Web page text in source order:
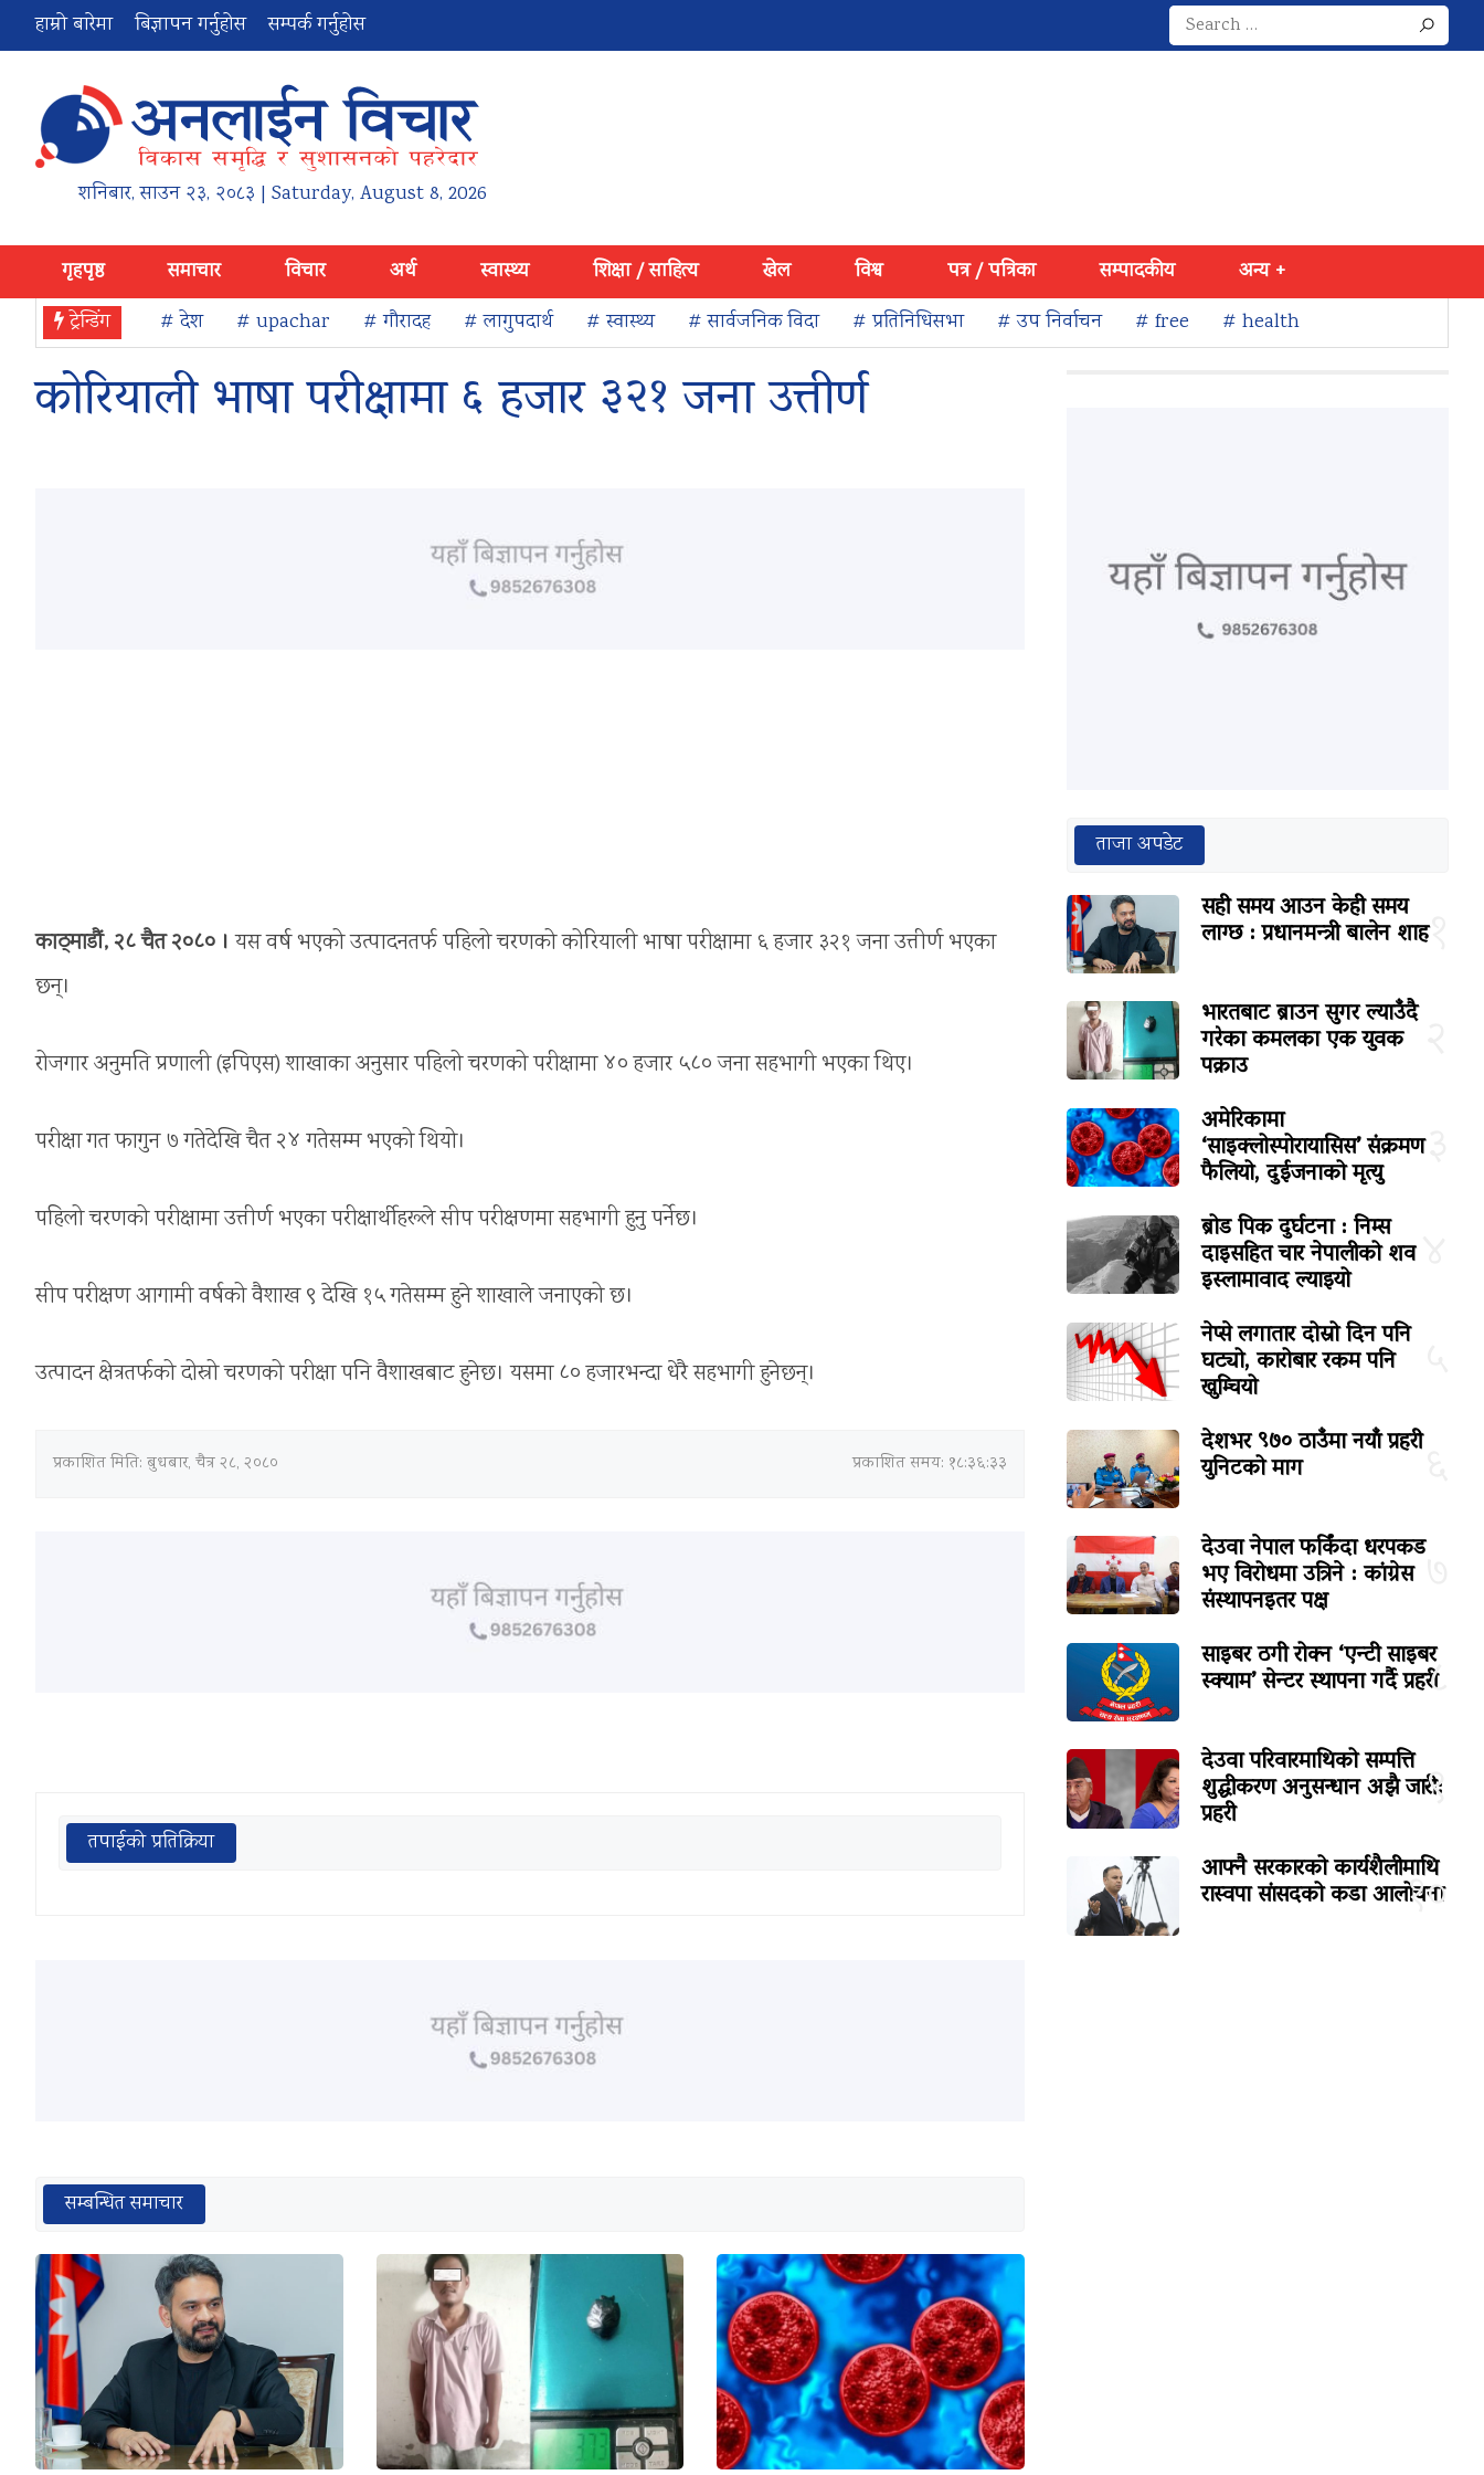
हाम्रो बारेमा बिज्ञापन गर्नुहोस सम्पर्क गर्नुहोस
Search
for:
शनिबार,साउन २३, २०८३ | Saturday, August 8, 2026
गृहपृष्ठ समाचार विचार अर्थ स्वास्थ्य शिक्षा / साहित्य खेल विश्व पत्र / पत्रिका सम्पादकीय
अन्य +
ट्रेन्डिंग
# देश # upachar # गौरादह # लागुपदार्थ # स्वास्थ्य # सार्वजनिक विदा # प्रतिनिधिसभा # उप निर्वाचन # free # health
कोरियाली भाषा परीक्षामा ६ हजार ३२१ जना उत्तीर्ण
काठ्माडौं, २८ चैत २०८० । यस वर्ष भएको उत्पादनतर्फ पहिलो चरणको कोरियाली भाषा परीक्षामा ६ हजार ३२१ जना उत्तीर्ण भएका
छन्।
रोजगार अनुमति प्रणाली (इपिएस) शाखाका अनुसार पहिलो चरणको परीक्षामा ४० हजार ५८० जना सहभागी भएका थिए।
परीक्षा गत फागुन ७ गतेदेखि चैत २४ गतेसम्म भएको थियो।
पहिलो चरणको परीक्षामा उत्तीर्ण भएका परीक्षार्थीहरूले सीप परीक्षणमा सहभागी हुनु पर्नेछ।
सीप परीक्षण आगामी वर्षको वैशाख ९ देखि १५ गतेसम्म हुने शाखाले जनाएको छ।
उत्पादन क्षेत्रतर्फको दोस्रो चरणको परीक्षा पनि वैशाखबाट हुनेछ। यसमा ८० हजारभन्दा धेरै सहभागी हुनेछन्।
प्रकाशित मिति: बुधबार, चैत्र २८, २०८० प्रकाशित समय: १८:३६:३३
तपाईको प्रतिक्रिया
सम्बन्धित समाचार
ताजा अपडेट
१
सही समय आउन केही समय
लाग्छ : प्रधानमन्त्री बालेन शाह
भारतबाट ब्राउन सुगर ल्याउँदै
गरेका कमलका एक युवक
पक्राउ
३
अमेरिकामा
‘साइक्लोस्पोरायासिस’ संक्रमण
फैलियो, दुईजनाको मृत्यु
ब्रोड पिक दुर्घटना : निम्स
दाइसहित चार नेपालीको शव
इस्लामावाद ल्याइयो
नेप्से लगातार दोस्रो दिन पनि
घट्यो, कारोबार रकम पनि
खुम्चियो
देशभर ९७० ठाउँमा नयाँ प्रहरी
युनिटको माग
७
देउवा नेपाल फर्किंदा धरपकड
भए विरोधमा उत्रिने : कांग्रेस
संस्थापनइतर पक्ष
८
साइबर ठगी रोक्न ‘एन्टी साइबर
स्क्याम’ सेन्टर स्थापना गर्दै प्रहरी
९
देउवा परिवारमाथिको सम्पत्ति
शुद्धीकरण अनुसन्धान अझै जारी:
प्रहरी
१०
आफ्नै सरकारको कार्यशैलीमाथि
रास्वपा सांसदको कडा आलोचना